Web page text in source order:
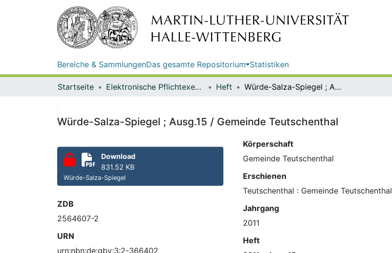
Bereiche & SammlungenDas gesamte Repositorium Statistiken
Startseite Elektronische Pflichtexemplare Heft Würde-Salza-Spiegel ; Ausg.15 / Gemeinde Teutschenthal
Würde-Salza-Spiegel ; Ausg.15 / Gemeinde Teutschenthal
Download
831.52 KB
Würde-Salza-Spiegel
ZDB
2564607-2
URN
urn:nbn:de:gbv:3:2-366402
Körperschaft
Gemeinde Teutschenthal
Erschienen
Teutschenthal : Gemeinde Teutschenthal
Jahrgang
2011
Heft